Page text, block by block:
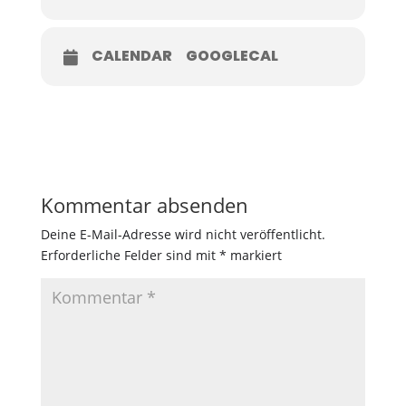
CALENDAR GOOGLECAL
Kommentar absenden
Deine E-Mail-Adresse wird nicht veröffentlicht.
Erforderliche Felder sind mit * markiert